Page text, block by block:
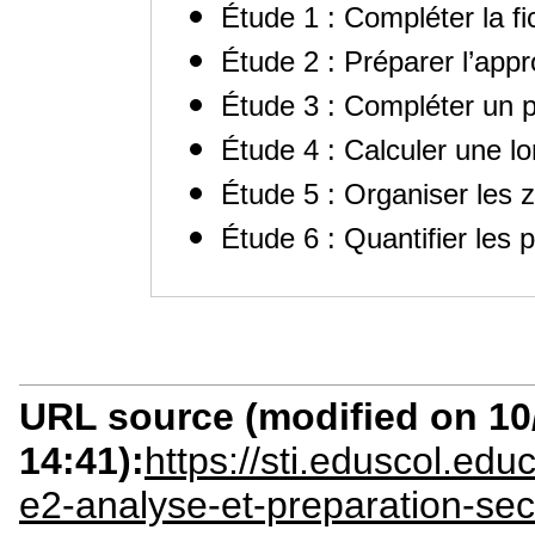
Étude 1 : Compléter la
Étude 2 : Préparer
Étude 3 : Compléter un
Étude 4 : Calculer une
Étude 5 : Organiser les
Étude 6 : Quantifier les
URL source (modified on
14:41):https://
e2-analyse-et-preparation-